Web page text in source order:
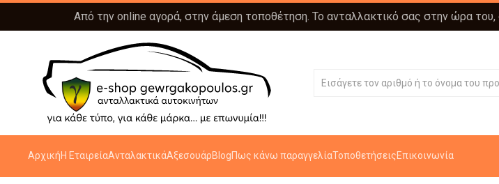
Από την online αγορά, στην άμεση τοποθέτηση. Το ανταλλακτικό σας στην ώρα
ΑρχικήΗ ΕταιρείαΑνταλακτικάΑξεσουάρBlogΠως κάνω παραγγελίαΤοποθετήσειςΕπικοινωνία